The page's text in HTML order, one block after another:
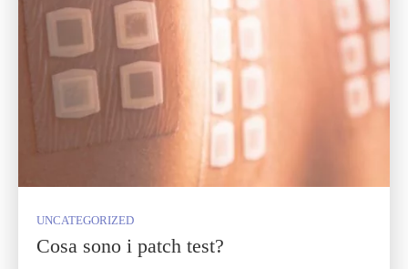
UNCATEGORIZED
Cosa sono i patch test?